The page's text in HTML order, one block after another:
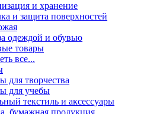
и хранение
и защита поверхностей
одеждой и обувью
товары
все...
для творчества
для учебы
текстиль и аксессуары
бумажная продукция